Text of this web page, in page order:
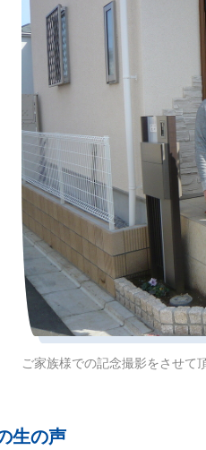
ご家族様での記念撮影をさせて
生の声